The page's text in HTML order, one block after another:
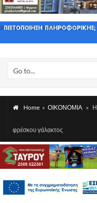
Go to...
Home » ΟΙΚΟΝΟΜΙΑ »
φρέσκου γάλακτος